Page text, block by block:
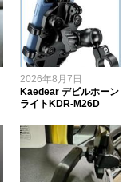
2026年8月7日
Kaedear デビルホーン
ライトKDR-M26D